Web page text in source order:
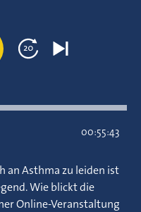
00:55:43
an Asthma zu leiden ist
Wie blickt die
Online-Veranstaltung